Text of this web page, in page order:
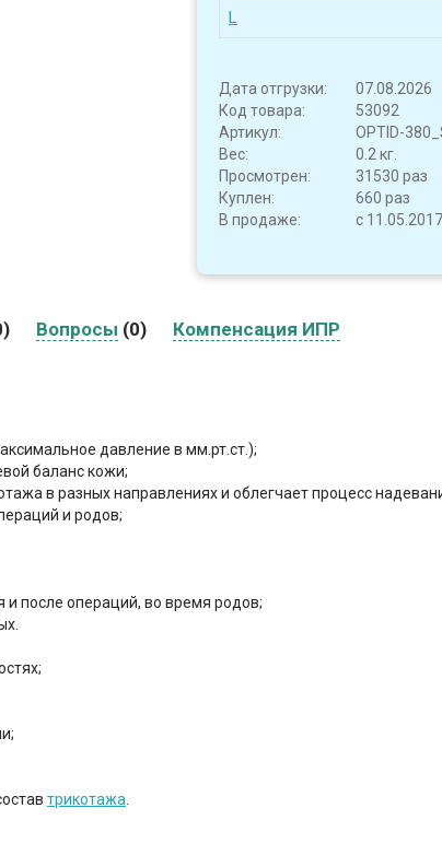
L
Дата отгрузки:
07.08.2026
Код товара:
53092
Артикул:
OPTID-
Вес:
0.2 кг.
Просмотрен:
31530 раз
Куплен:
660 раз
В продаже:
с 11.05.2017
Вопросы (0) Компенсация ИПР
давление в мм.рт.ст.);
баланс кожи;
в разных направлениях и облегчает процесс
и родов;
после операций, во время родов;
трикотажа